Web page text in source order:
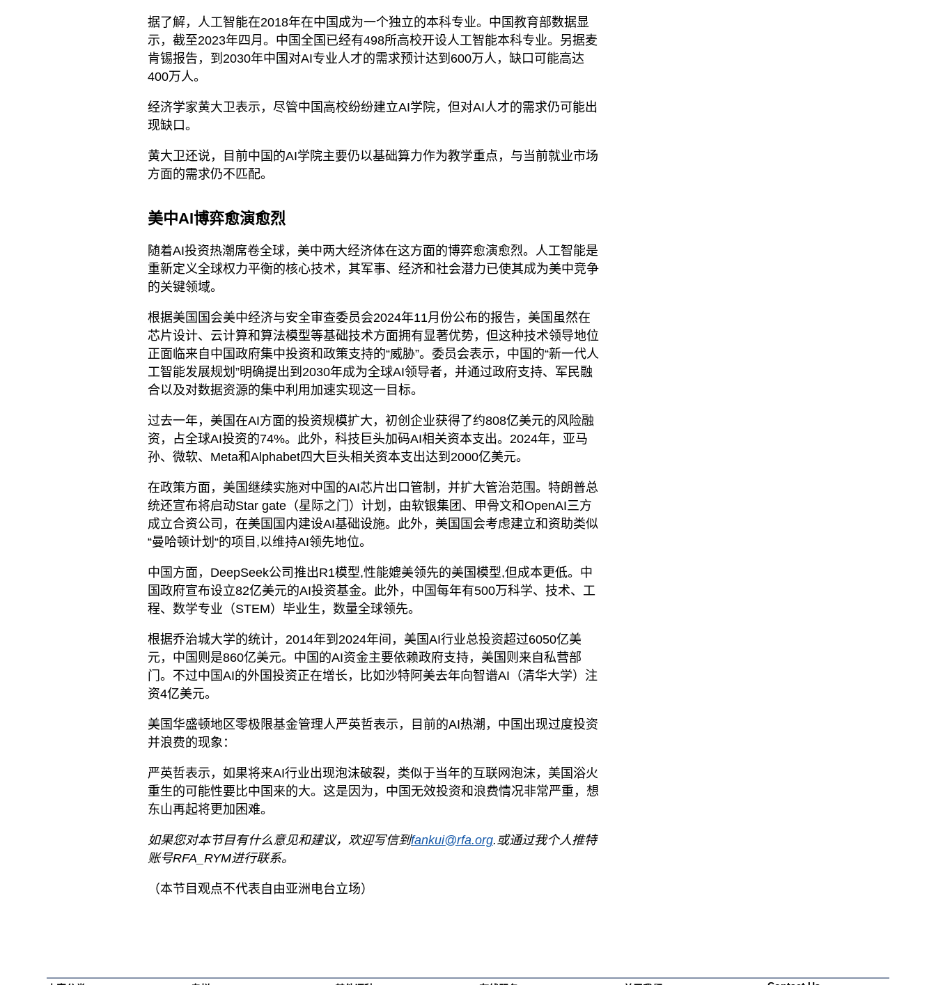
据了解，人工智能在2018年在中国成为一个独立的本科专业。中国教育部数据显
示，截至2023年四月。中国全国已经有498所高校开设人工智能本科专业。另据麦
肯锡报告，到2030年中国对AI专业人才的需求预计达到600万人，缺口可能高达
400万人。
经济学家黄大卫表示，尽管中国高校纷纷建立AI学院，但对AI人才的需求仍可能出
现缺口。
黄大卫还说，目前中国的AI学院主要仍以基础算力作为教学重点，与当前就业市场
方面的需求仍不匹配。
美中AI博弈愈演愈烈
随着AI投资热潮席卷全球，美中两大经济体在这方面的博弈愈演愈烈。人工智能是
重新定义全球权力平衡的核心技术，其军事、经济和社会潜力已使其成为美中竞争
的关键领域。
根据美国国会美中经济与安全审查委员会2024年11月份公布的报告，美国虽然在
芯片设计、云计算和算法模型等基础技术方面拥有显著优势，但这种技术领导地位
正面临来自中国政府集中投资和政策支持的“威胁”。委员会表示，中国的“新一代人
工智能发展规划”明确提出到2030年成为全球AI领导者，并通过政府支持、军民融
合以及对数据资源的集中利用加速实现这一目标。
过去一年，美国在AI方面的投资规模扩大，初创企业获得了约808亿美元的风险融
资，占全球AI投资的74%。此外，科技巨头加码AI相关资本支出。2024年，亚马
孙、微软、Meta和Alphabet四大巨头相关资本支出达到2000亿美元。
在政策方面，美国继续实施对中国的AI芯片出口管制，并扩大管治范围。特朗普总
统还宣布将启动Star gate（星际之门）计划，由软银集团、甲骨文和OpenAI三方
成立合资公司，在美国国内建设AI基础设施。此外，美国国会考虑建立和资助类似
“曼哈顿计划“的项目,以维持AI领先地位。
中国方面，DeepSeek公司推出R1模型,性能媲美领先的美国模型,但成本更低。中
国政府宣布设立82亿美元的AI投资基金。此外，中国每年有500万科学、技术、工
程、数学专业（STEM）毕业生，数量全球领先。
根据乔治城大学的统计，2014年到2024年间，美国AI行业总投资超过6050亿美
元，中国则是860亿美元。中国的AI资金主要依赖政府支持，美国则来自私营部
门。不过中国AI的外国投资正在增长，比如沙特阿美去年向智谱AI（清华大学）注
资4亿美元。
美国华盛顿地区零极限基金管理人严英哲表示，目前的AI热潮，中国出现过度投资
并浪费的现象：
严英哲表示，如果将来AI行业出现泡沫破裂，类似于当年的互联网泡沫，美国浴火
重生的可能性要比中国来的大。这是因为，中国无效投资和浪费情况非常严重，想
东山再起将更加困难。
如果您对本节目有什么意见和建议，欢迎写信到fankui@rfa.org.或通过我个人推特
账号RFA_RYM进行联系。
（本节目观点不代表自由亚洲电台立场）